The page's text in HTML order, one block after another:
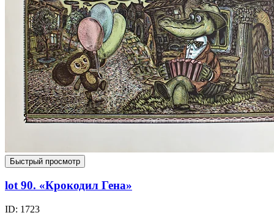
Быстрый просмотр
lot 90. «Крокодил Гена»
ID: 1723